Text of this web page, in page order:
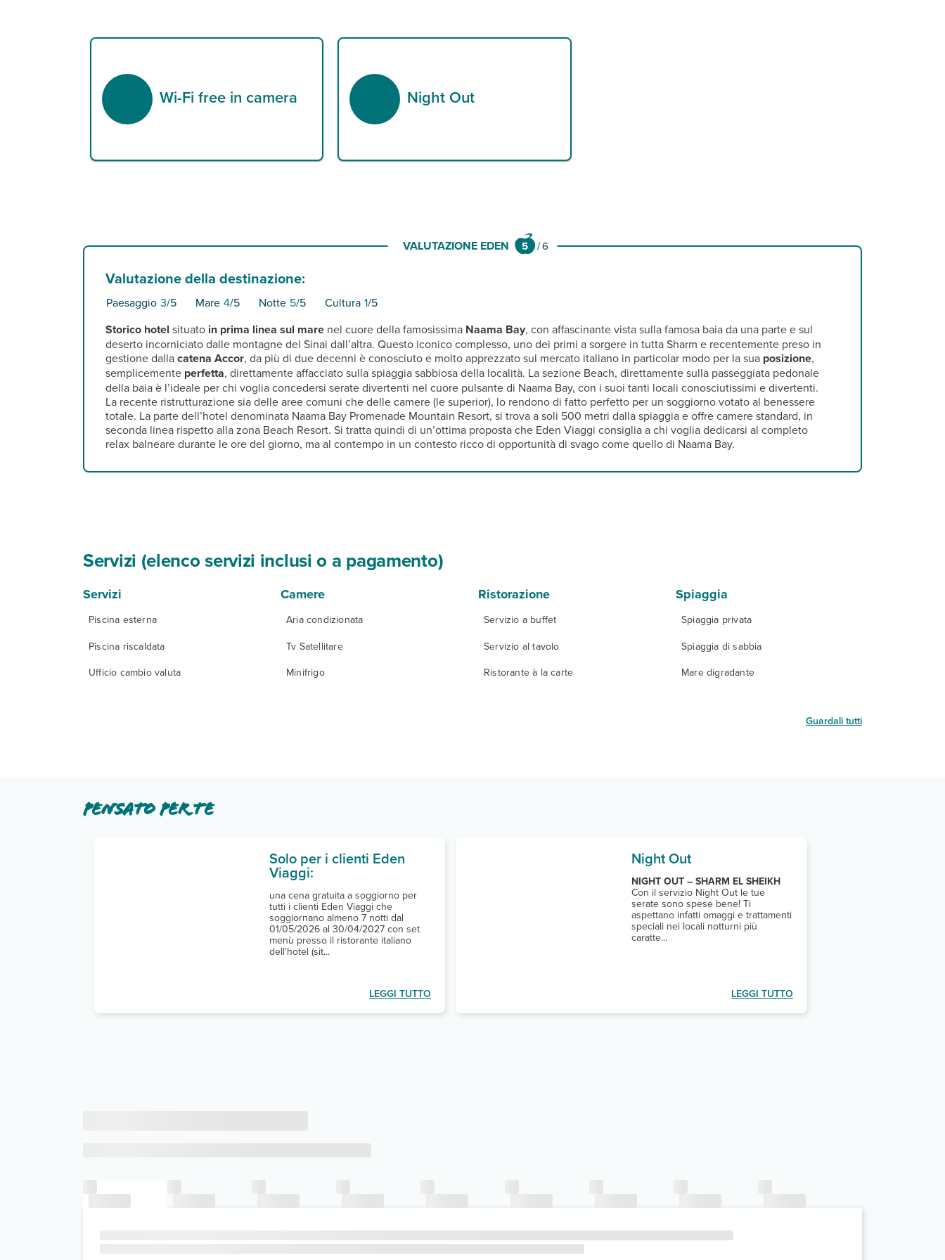
Wi-Fi free in camera Night Out
VALUTAZIONE EDEN 5 /6
Valutazione della destinazione:
Paesaggio 3/5 Mare 4/5 Notte 5/5 Cultura 1/5
Storico hotel situato in prima linea sul marenel cuore della famosissima Naama Bay, con affascinante vista sulla famosa baia da una parte e sul
deserto incorniciato dalle montagne del Sinai dall’altra. Questo iconico complesso, uno dei primi a sorgere in tutta Sharm e recentemente preso in
gestione dallacatena Accor, da più di due decenni è conosciuto e molto apprezzato sul mercato italiano in particolar modo per la sua posizione,
semplicemente perfetta, direttamente affacciato sulla spiaggia sabbiosa della località. La sezione Beach, direttamente sulla passeggiata pedonale
della baia è l’ideale per chi voglia concedersi serate divertenti nel cuore pulsante di Naama Bay, con i suoi tanti locali conosciutissimi e divertenti.
La recente ristrutturazione sia delle aree comuni che delle camere (le superior), lo rendono di fatto perfetto per un soggiorno votato al benessere
totale. La parte dell’hotel denominata Naama Bay Promenade Mountain Resort, si trova a soli 500 metri dalla spiaggia e offre camere standard, in
seconda linea rispetto alla zona Beach Resort. Si tratta quindi di un’ottima proposta che Eden Viaggi consiglia a chi voglia dedicarsi al completo
relax balneare durante le ore del giorno, ma al contempo in un contesto ricco di opportunità di svago come quello di Naama Bay.
Servizi (elenco servizi inclusi o a pagamento)
Servizi
Piscina esterna
Piscina riscaldata
Ufficio cambio valuta
Camere
Aria condizionata
Tv Satellitare
Minifrigo
Ristorazione
Servizio a buffet
Servizio al tavolo
Ristorante à la carte
Spiaggia
Spiaggia privata
Spiaggia di sabbia
Mare digradante
Guardali tutti
Pensato per te
Solo per i clienti Eden
Viaggi:
una cena gratuita a soggiorno per
tutti i clienti Eden Viaggi che
soggiornano almeno 7 notti dal
01/05/2026 al 30/04/2027 con set
menù presso il ristorante italiano
dell'hotel (sit...
LEGGI TUTTO
Night Out
NIGHT OUT – SHARM EL SHEIKH
Con il servizio Night Out le tue
serate sono spese bene! Ti
aspettano infatti omaggi e trattamenti
speciali nei locali notturni più
caratte...
LEGGI TUTTO